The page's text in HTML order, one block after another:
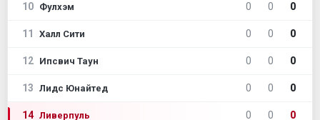
10 Фулхэм 0 0 0
11 Халл Сити 0 0 0
12 Ипсвич Таун 0 0 0
13 Лидс Юнайтед 0 0 0
14 Ливерпуль 0 0 0